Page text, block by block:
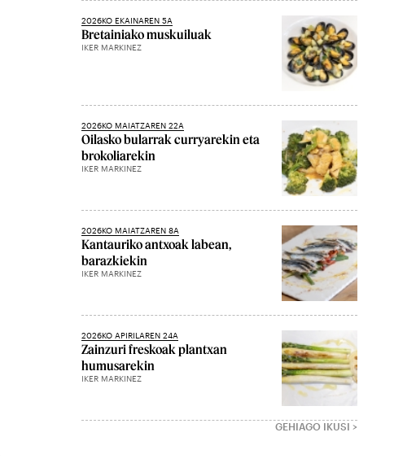
2026KO EKAINAREN 5A
Bretainiako muskuiluak
IKER MARKINEZ
2026KO MAIATZAREN 22A
Oilasko bularrak curryarekin eta
brokoliarekin
IKER MARKINEZ
2026KO MAIATZAREN 8A
Kantauriko antxoak labean,
barazkiekin
IKER MARKINEZ
2026KO APIRILAREN 24A
Zainzuri freskoak plantxan
humusarekin
IKER MARKINEZ
GEHIAGO IKUSI >